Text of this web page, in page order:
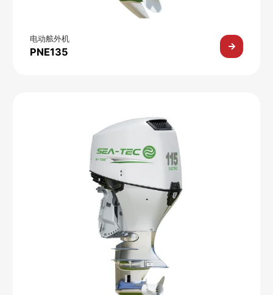
电动舷外机
PNE135